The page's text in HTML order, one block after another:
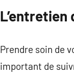
Prendre soin de
important de